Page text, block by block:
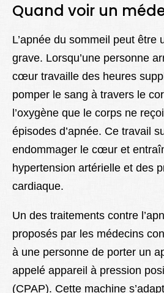
Quand voir un
L’apnée du sommeil peut être
grave. Lorsqu’une personne
cœur travaille des heures
pomper le sang à travers le
l’oxygène que le corps ne
épisodes d’apnée. Ce travail
endommager le cœur et
hypertension artérielle et des
cardiaque.
Un des traitements contre
proposés par les médecins
à une personne de porter un
appelé appareil à pression
(CPAP). Cette machine